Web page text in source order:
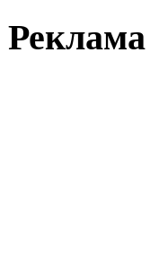
Реклама